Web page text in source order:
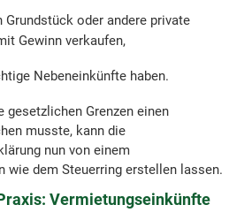
oder andere private
Gewinn verkaufen,
Nebeneinkünfte haben.
gesetzlichen Grenzen einen
musste, kann die
nun von einem
wie dem Steuerring erstellen lassen.
Vermietungseinkünfte